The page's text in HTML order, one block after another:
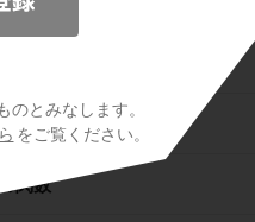
のとみなします。
をご覧ください。
線
関数